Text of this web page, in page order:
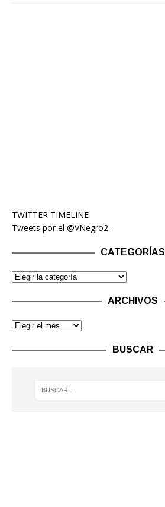
TWITTER TIMELINE
Tweets por el @VNegro2.
CATEGORÍAS
ARCHIVOS
BUSCAR